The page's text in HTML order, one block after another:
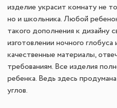
изделие украсит комнату не
но и школьника. Любой
такого дополнения к дизайну
изготовлении ночного
качественные материалы,
требованиям. Все изделия
ребенка. Ведь здесь
углов.